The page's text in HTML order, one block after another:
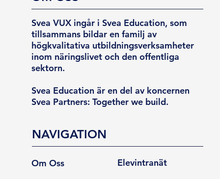
Svea VUX ingår i Svea Education, som
tillsammans bildar en familj av
högkvalitativa utbildningsverksamheter
inom näringslivet och den offentliga
sektorn.
Svea Education är en del av koncernen
Svea Partners: Together we build.
NAVIGATION
Om Oss Elevintranät